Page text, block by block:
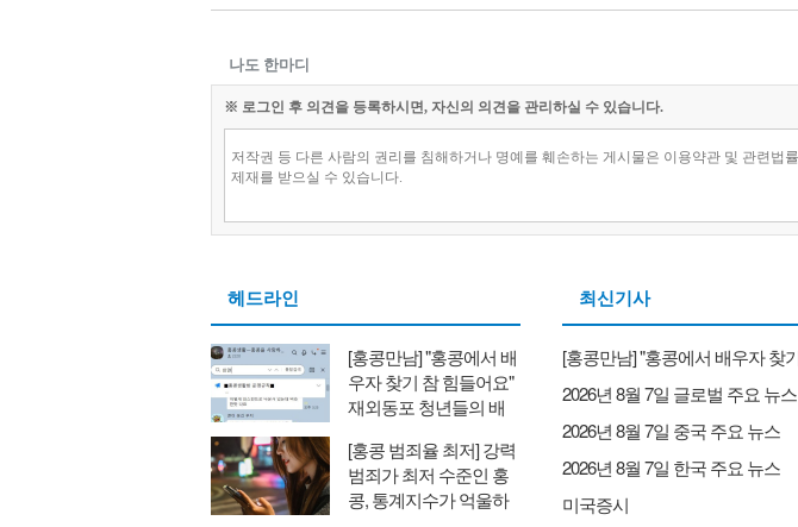
나도 한마디
※ 로그인 후 의견을 등록하시면, 자신의 의견을 관리하실 수 있습니다.
헤드라인
[홍콩만남] "홍콩에서 배
우자 찾기 참 힘들어요"
재외동포 청년들의 배
안
[홍콩 범죄율 최저] 강력
범죄가 최저 수준인 홍
콩, 통계지수가 억울하
최신기사
2026년 8월 7일 글로벌 주요 뉴스
2026년 8월 7일 중국 주요 뉴스
2026년 8월 7일 한국 주요 뉴스
미국증시